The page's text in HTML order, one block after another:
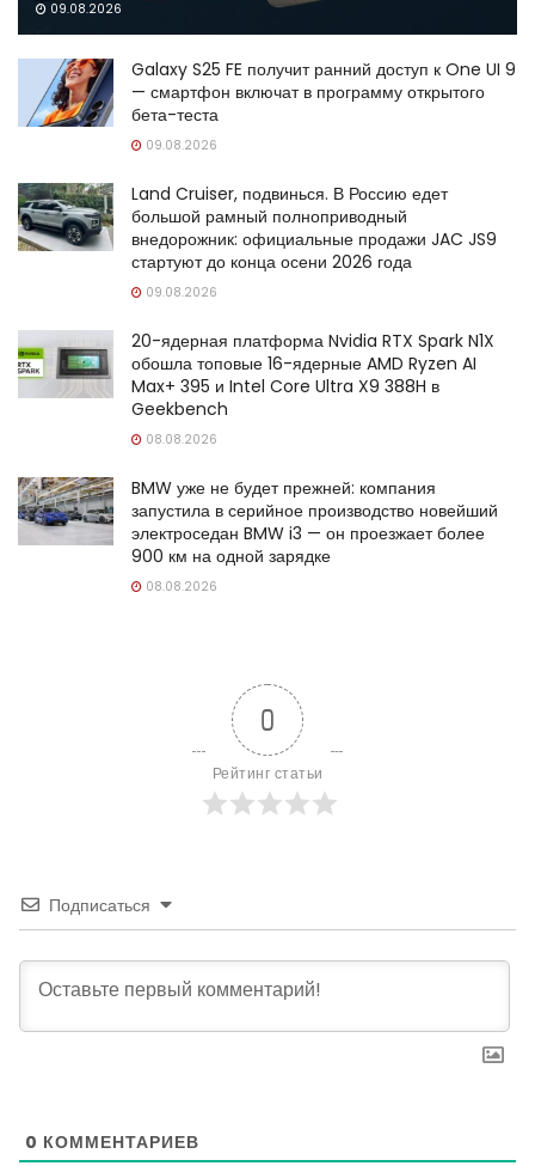
09.08.2026
Galaxy S25 FE получит ранний доступ к One UI 9
— смартфон включат в программу открытого
бета-теста
09.08.2026
Land Cruiser, подвинься. В Россию едет
большой рамный полноприводный
внедорожник: официальные продажи JAC JS9
стартуют до конца осени 2026 года
09.08.2026
20-ядерная платформа Nvidia RTX Spark N1X
обошла топовые 16-ядерные AMD Ryzen AI
Max+ 395 и Intel Core Ultra X9 388H в
Geekbench
08.08.2026
BMW уже не будет прежней: компания
запустила в серийное производство новейший
электроседан BMW i3 — он проезжает более
900 км на одной зарядке
08.08.2026
0
Рейтинг статьи
Подписаться
0 КОММЕНТАРИЕВ